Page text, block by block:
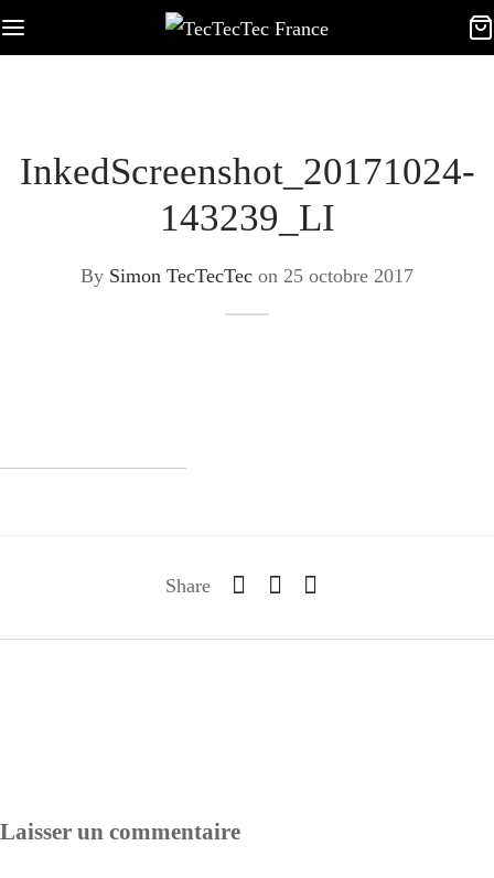
InkedScreenshot_20171024-
143239_LI
By Simon TecTecTec on 25 octobre 2017
Share
Laisser un commentaire